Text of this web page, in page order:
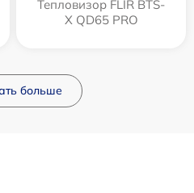
Тепловизор FLIR BTS-
X QD65 PRO
больше